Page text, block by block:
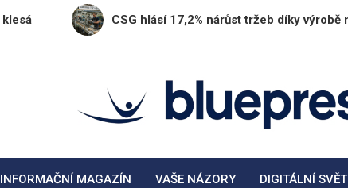
CSG hlásí 17,2% nárůst tržeb díky výrobě munice
BluePress.cz
INFORMAČNÍ MAGAZÍN VAŠE NÁZORY DIGITÁLNÍ SVĚT